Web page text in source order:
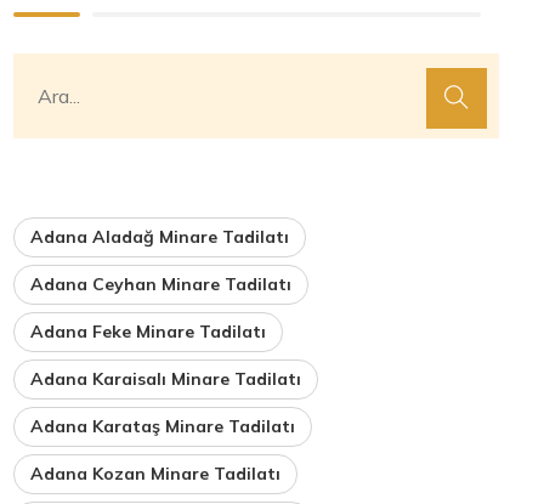
Adana Aladağ Minare Tadilatı
Adana Ceyhan Minare Tadilatı
Adana Feke Minare Tadilatı
Adana Karaisalı Minare Tadilatı
Adana Karataş Minare Tadilatı
Adana Kozan Minare Tadilatı